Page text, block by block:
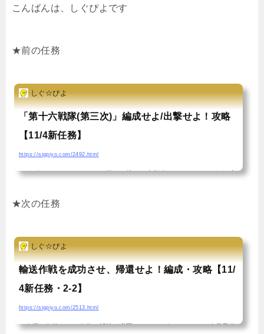
こんばんは、しぐぴよです
★前の任務
しぐ☆ぴよ
「第十六戦隊(第三次)」編成せよ/出撃せよ！攻略
【11/4新任務】
https://sigpiyo.com/2492.html
こんばんは、しぐぴよですー待ちに待った鬼怒改二ですよ！とりあえず
個目・2個目の鬼怒任務をこなしていきたいと思います。 これまで2度登
「第十六戦隊(第三次)」出撃せよ！の2つを攻略！「第十六戦隊(第三
次)」を編成せよ！を攻略この任務は最初から出現していましたトリガー
も大したことは無いはずなので、分かり次第追記します。ここは、鬼
怒、青葉、大井、北上の4隻が編成にいれば達成。...
★次の任務
しぐ☆ぴよ
輸送作戦を成功させ、帰還せよ！編成・攻略【11/
4新任務・2-2】
https://sigpiyo.com/2513.html
★今日の任務★この任務は浦波が必要です こんばんはーついに今日最後